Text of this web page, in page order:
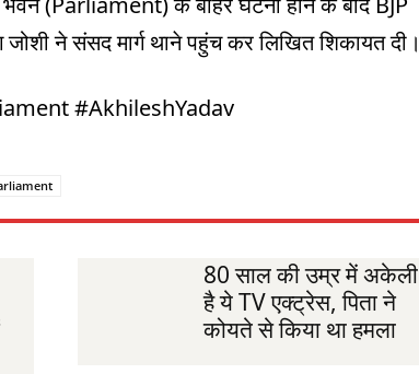
ने संसद मार्ग थाने पहुंच कर लिखित शिकायत दी।
#AkhileshYadav
80 साल की उम्र में अकेली
है ये TV एक्ट्रेस, पिता ने
कोयते से किया था हमला